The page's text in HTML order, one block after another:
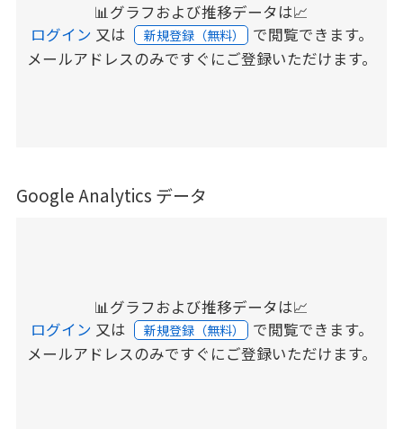
📊グラフおよび推移データは📈
ログイン 又は 新規登録（無料） で閲覧できます。
メールアドレスのみですぐにご登録いただけます。
Google Analytics データ
📊グラフおよび推移データは📈
ログイン 又は 新規登録（無料） で閲覧できます。
メールアドレスのみですぐにご登録いただけます。